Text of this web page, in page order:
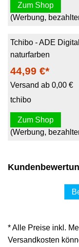
Zum Shop
(Werbung,
Tchibo - ADE
naturfarben
44,99 €*
Versand ab 0,00 €
tchibo
Zum Shop
(Werbung,
* Alle Preise inkl.
Versandkosten